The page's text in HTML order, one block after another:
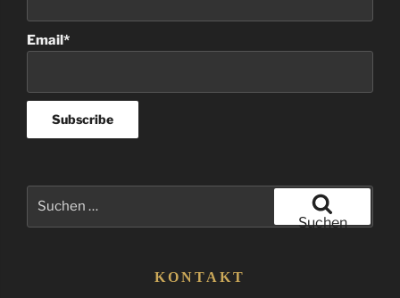
Email*
Suchen
KONTAKT